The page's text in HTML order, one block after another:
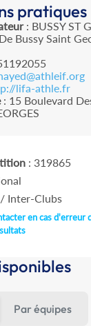
pratiques
: BUSSY ST
Bussy Saint
lifa-athle.fr
: 15 Boulevard
: 319865
Inter-Clubs
en cas d'erreur
Par équipes